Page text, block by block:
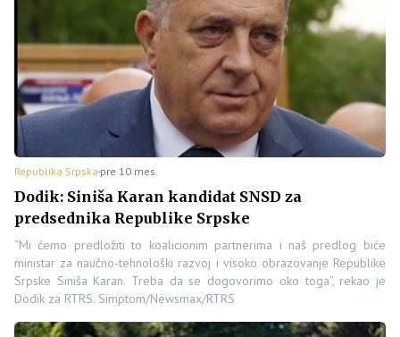
Republika Srpska pre 10 mes.
Dodik: Siniša Karan kandidat SNSD za
predsednika Republike Srpske
“Mi ćemo predložiti to koalicionim partnerima i naš predlog biće
ministar za naučno-tehnološki razvoj i visoko obrazovanje Republike
Srpske Siniša Karan. Treba da se dogovorimo oko toga”, rekao je
Dodik za RTRS. Simptom/Newsmax/RTRS